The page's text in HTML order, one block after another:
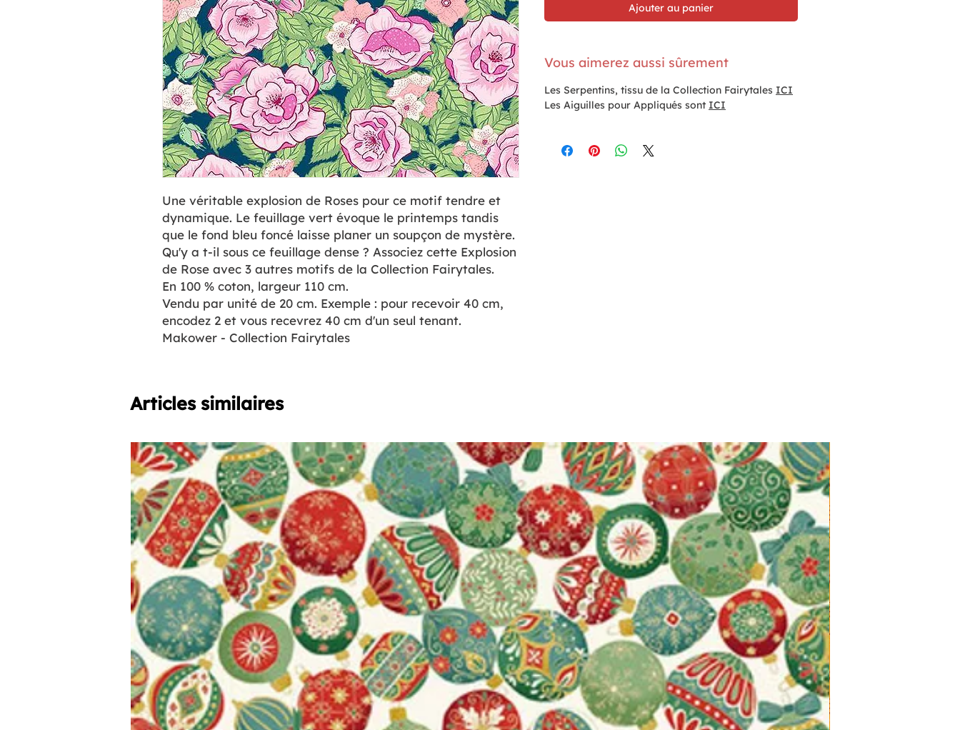
Une véritable explosion de Roses pour ce motif tendre et
dynamique. Le feuillage vert évoque le printemps tandis
que le fond bleu foncé laisse planer un soupçon de mystère.
Qu'y a t-il sous ce feuillage dense ? Associez cette Explosion
de Rose avec 3 autres motifs de la Collection Fairytales.
En 100 % coton, largeur 110 cm.
Vendu par unité de 20 cm. Exemple : pour recevoir 40 cm,
encodez 2 et vous recevrez 40 cm d'un seul tenant.
Makower - Collection Fairytales
Ajouter au panier
Vous aimerez aussi sûrement
Les Serpentins, tissu de la Collection Fairytales ICI
Les Aiguilles pour Appliqués sont ICI
Articles similaires